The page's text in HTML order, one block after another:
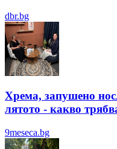
dbr.bg
Хрема, запушено
лятотo - какво
9meseca.bg